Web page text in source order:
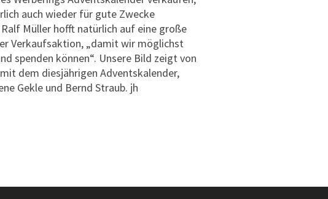
auch wieder für gute Zwecke
Müller hofft natürlich auf eine große
Verkaufsaktion, „damit wir möglichst
spenden können“. Unsere Bild zeigt von
dem diesjährigen Adventskalender,
Gekle und Bernd Straub. jh